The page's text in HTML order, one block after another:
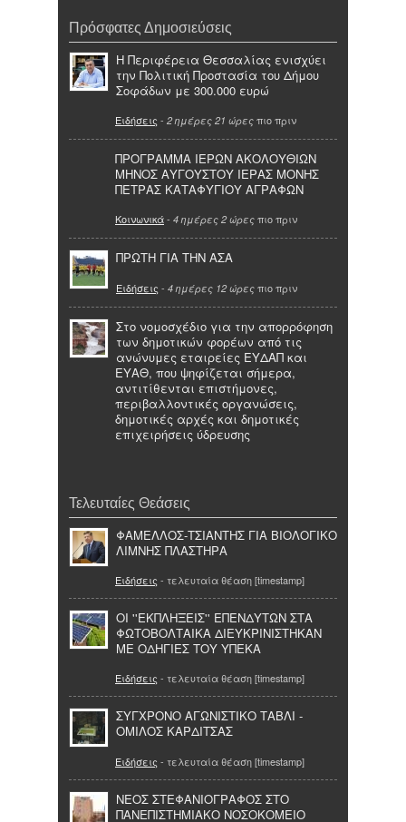
Πρόσφατες Δημοσιεύσεις
Η Περιφέρεια Θεσσαλίας ενισχύει
την Πολιτική Προστασία του Δήμου
Σοφάδων με 300.000 ευρώ
Ειδήσεις - 2 ημέρες 21 ώρες πιο πριν
ΠΡΟΓΡΑΜΜΑ ΙΕΡΩΝ ΑΚΟΛΟΥΘΙΩΝ
ΜΗΝΟΣ ΑΥΓΟΥΣΤΟΥ ΙΕΡΑΣ ΜΟΝΗΣ
ΠΕΤΡΑΣ ΚΑΤΑΦΥΓΙΟΥ ΑΓΡΑΦΩΝ
Κοινωνικά- 4 ημέρες 2 ώρες πιο πριν
ΠΡΩΤΗ ΓΙΑ ΤΗΝ ΑΣΑ
Ειδήσεις - 4 ημέρες 12 ώρες πιο πριν
Στο νομοσχέδιο για την απορρόφηση
των δημοτικών φορέων από τις
ανώνυμες εταιρείες ΕΥΔΑΠ και
ΕΥΑΘ, που ψηφίζεται σήμερα,
αντιτίθενται επιστήμονες,
περιβαλλοντικές οργανώσεις,
δημοτικές αρχές και δημοτικές
επιχειρήσεις ύδρευσης
Τελευταίες Θεάσεις
ΦΑΜΕΛΛΟΣ-ΤΣΙΑΝΤΗΣ ΓΙΑ ΒΙΟΛΟΓΙΚΟ
ΛΙΜΝΗΣ ΠΛΑΣΤΗΡΑ
Ειδήσεις - τελευταία θέαση [timestamp]
ΟΙ ''ΕΚΠΛΗΞΕΙΣ'' ΕΠΕΝΔΥΤΩΝ ΣΤΑ
ΦΩΤΟΒΟΛΤΑΙΚΑ ΔΙΕΥΚΡΙΝΙΣΤΗΚΑΝ
ΜΕ ΟΔΗΓΙΕΣ ΤΟΥ ΥΠΕΚΑ
Ειδήσεις - τελευταία θέαση [timestamp]
ΣΥΓΧΡΟΝΟ ΑΓΩΝΙΣΤΙΚΟ ΤΑΒΛΙ -
ΟΜΙΛΟΣ ΚΑΡΔΙΤΣΑΣ
Ειδήσεις - τελευταία θέαση [timestamp]
NEOΣ ΣΤΕΦΑΝΙΟΓΡΑΦΟΣ ΣΤΟ
ΠΑΝΕΠΙΣΤΗΜΙΑΚΟ ΝΟΣΟΚΟΜΕΙΟ